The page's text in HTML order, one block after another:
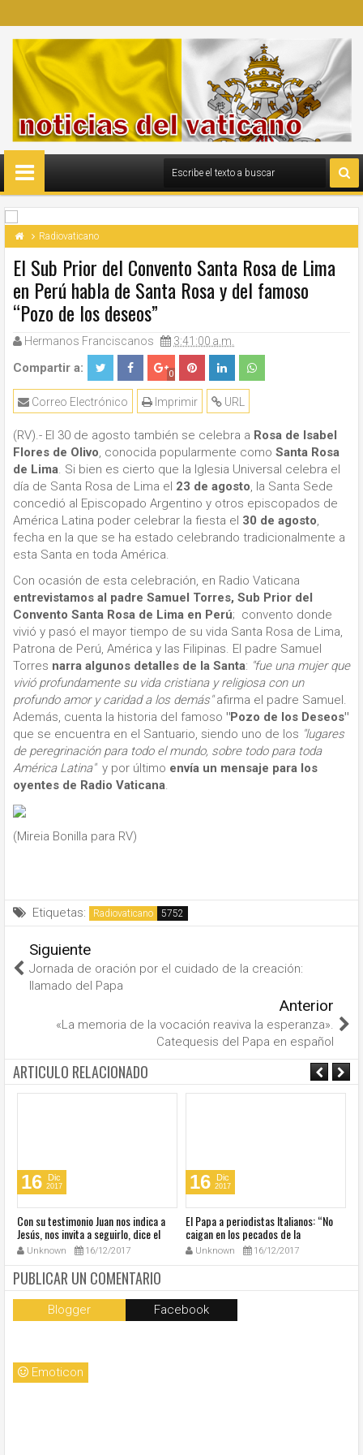
Radiovaticano
El Sub Prior del Convento Santa Rosa de Lima
en Perú habla de Santa Rosa y del famoso
“Pozo de los deseos”
Hermanos Franciscanos 3:41:00 a.m.
Compartir a: 0
URL
Imprimir
Correo Electrónico
(RV).- El 30 de agosto también se celebra a Rosa de Isabel
Flores de Olivo, conocida popularmente como Santa Rosa
de Lima. Si bien es cierto que la Iglesia Universal celebra el
día de Santa Rosa de Lima el 23 de agosto, la Santa Sede
concedió al Episcopado Argentino y otros episcopados de
América Latina poder celebrar la fiesta el 30 de agosto,
fecha en la que se ha estado celebrando tradicionalmente a
esta Santa en toda América.
Con ocasión de esta celebración, en Radio Vaticana
entrevistamos al padre Samuel Torres, Sub Prior del
Convento Santa Rosa de Lima en Perú; convento donde
vivió y pasó el mayor tiempo de su vida Santa Rosa de Lima,
Patrona de Perú, América y las Filipinas. El padre Samuel
Torres narra algunos detalles de la Santa: "fue una mujer que
vivió profundamente su vida cristiana y religiosa con un
profundo amor y caridad a los demás"afirma el padre Samuel.
Además, cuenta la historia del famoso "Pozo de los Deseos"
que se encuentra en el Santuario, siendo uno de los "lugares
de peregrinación para todo el mundo, sobre todo para toda
América Latina" y por último envía un mensaje para los
oyentes de Radio Vaticana
(Mireia Bonilla para RV)
Etiquetas: Radiovaticano
Siguiente
Jornada de oración por el cuidado de la creación:
llamado del Papa
Anterior
«La memoria de la vocación reaviva la esperanza».
Catequesis del Papa en español
ARTICULO RELACIONADO
16 Dic
2017
Con su testimonio Juan nos indica a
Jesús, nos invita a seguirlo, dice el
PapaUnknown 16/12/2017
16 Dic
2017
El Papa a periodistas Italianos: “No
caigan en los pecados de la
comunicación”
Unknown 16/12/2017
PUBLICAR UN COMENTARIO
Blogger Facebook
Emoticon